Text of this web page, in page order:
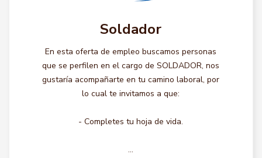
Soldador
En esta oferta de empleo buscamos personas
que se perfilen en el cargo de SOLDADOR, nos
gustaría acompañarte en tu camino laboral, por
lo cual te invitamos a que:
- Completes tu hoja de vida.
...